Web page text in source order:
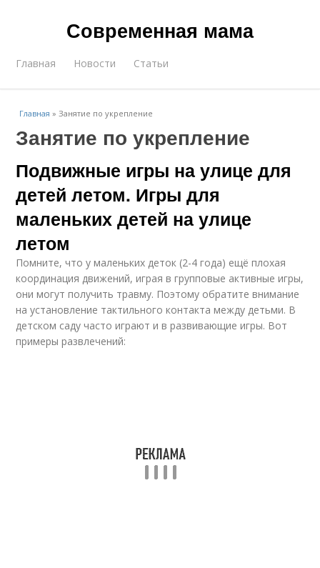
Современная мама
Главная Новости Статьи
Главная »Занятие по укрепление
Занятие по укрепление
Подвижные игры на улице для
детей летом. Игры для
маленьких детей на улице
летом
Помните, что у маленьких деток (2-4 года) ещё плохая
координация движений, играя в групповые активные игры,
они могут получить травму. Поэтому обратите внимание
на установление тактильного контакта между детьми. В
детском саду часто играют и в развивающие игры. Вот
примеры развлечений: